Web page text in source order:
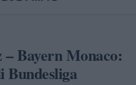
Bayern Monaco:
Bundesliga